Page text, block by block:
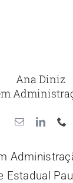
Ana Diniz
Estadual